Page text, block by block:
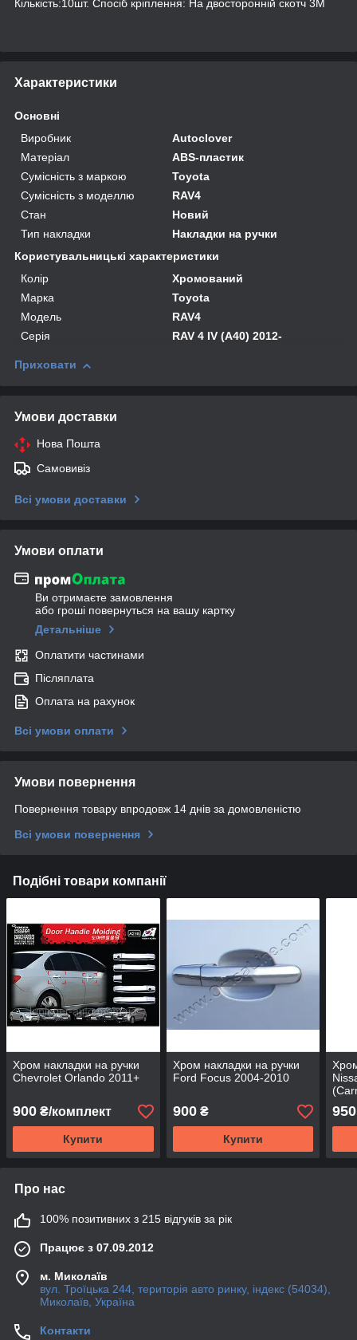
Кількість:10шт. Спосіб кріплення: На двосторонній скотч 3М
Характеристики
Основні
Виробник
Autoclover
Матеріал
ABS-пластик
Сумісність з маркою
Toyota
Сумісність з моделлю
RAV4
Стан
Новий
Тип накладки
Накладки на ручки
Користувальницькі характеристики
Колір
Хромований
Марка
Toyota
Модель
RAV4
Серія
RAV 4 IV (A40) 2012-
Приховати
Умови доставки
Нова Пошта
Самовивіз
Всі умови доставки
Умови оплати
Ви отримаєте замовлення
або гроші повернуться на вашу картку
Детальніше
Оплатити частинами
Післяплата
Оплата на рахунок
Всі умови оплати
Умови повернення
Повернення товару впродовж 14 днів за домовленістю
Всі умови повернення
Подібні товари компанії
Хром накладки на ручки
Chevrolet Orlando 2011+
900 ₴/комплект
Купити
Хром накладки на ручки
Ford Focus 2004-2010
900₴
Купити
950
Про нас
100% позитивних з 215 відгуків за рік
Працює з 07.09.2012
м. Миколаїв
вул. Троїцька 244, територія авто ринку, індекс (54034),
Миколаїв, Україна
Контакти